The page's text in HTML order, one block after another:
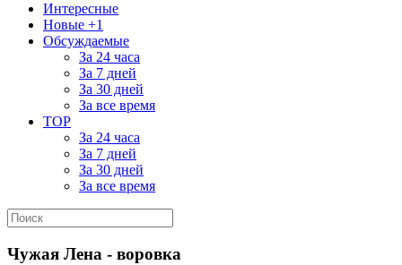
Интересные
Новые +1
Обсуждаемые
За 24 часа
За 7 дней
За 30 дней
За все время
TOP
За 24 часа
За 7 дней
За 30 дней
За все время
Чужая Лена - воровка